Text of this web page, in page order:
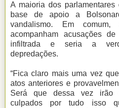
A maioria dos
base de apoio a
vandalismo. Em
acompanham acusações
infiltrada e seria a
depredações.
“Fica claro mais uma vez
atos anteriores e
Será que dessa vez irão
culpados por tudo isso